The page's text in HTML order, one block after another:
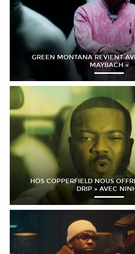
GREEN MONTANA REVIENT
MAYBACH »
HÖS COPPERFIELD NOUS
DRIP » AVEC